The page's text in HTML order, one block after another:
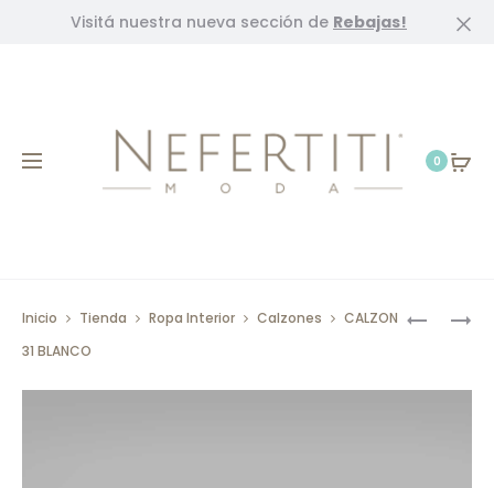
Visitá nuestra nueva sección de Rebajas!
0
CALZON
CALZON
Inicio Tienda Ropa Interior Calzones
CALZON
31 BLANCO